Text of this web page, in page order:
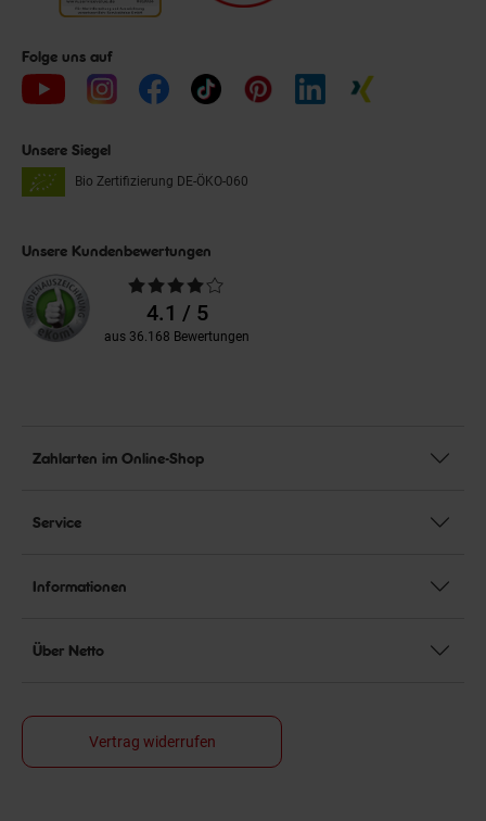
Folge uns auf
Unsere Siegel
Bio Zertifizierung DE-ÖKO-060
Unsere Kundenbewertungen
Durchschnittliche
Bewertungen4.1 / 5
aus 36.168 Bewertungen
Zahlarten im Online-Shop
Service
Informationen
Über Netto
Vertrag widerrufen